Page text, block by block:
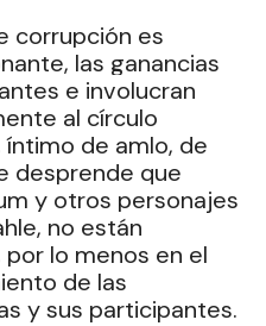
corrupción es
las ganancias
e involucran
al círculo
íntimo de amlo, de
desprende que
y otros personajes
no están
lo menos en el
de las
y sus participantes.